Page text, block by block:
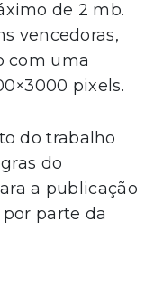
de 2 mb.
vencedoras,
com uma
pixels.
do trabalho
do
a publicação
parte da